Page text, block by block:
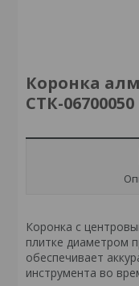
Коронка
СТК-06700050
Коронка с
плитке диаметром
обеспечивает
инструмента во